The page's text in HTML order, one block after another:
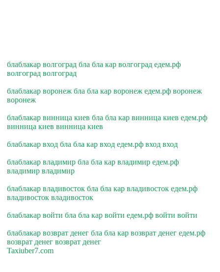
блаблакар волгоград бла бла кар волгоград едем.рф
волгоград волгоград
блаблакар воронеж бла бла кар воронеж едем.рф воронеж
воронеж
блаблакар винница киев бла бла кар винница киев едем.рф
винница киев винница киев
блаблакар вход бла бла кар вход едем.рф вход вход
блаблакар владимир бла бла кар владимир едем.рф
владимир владимир
блаблакар владивосток бла бла кар владивосток едем.рф
владивосток владивосток
блаблакар войти бла бла кар войти едем.рф войти войти
блаблакар возврат денег бла бла кар возврат денег едем.рф
возврат денег возврат денег
Taxiuber7.com